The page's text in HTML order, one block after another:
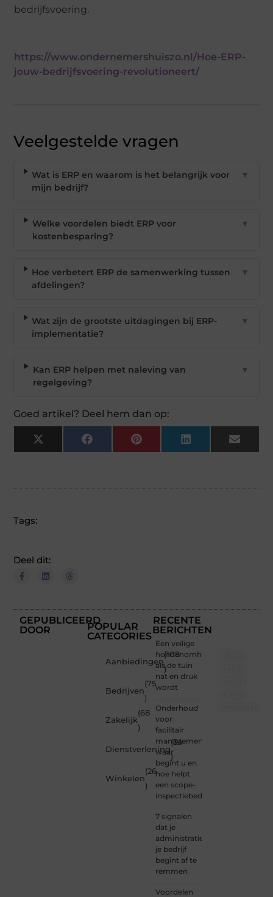
bedrijfsvoering.
https://www.ondernemershuiszo.nl/Hoe-ERP-
jouw-bedrijfsvoering-revolutioneert/
Veelgestelde vragen
Wat is ERP en waarom is het belangrijk voor
mijn bedrijf?
▼
Welke voordelen biedt ERP voor
kostenbesparing?
▼
Hoe verbetert ERP de samenwerking tussen
afdelingen?
▼
Wat zijn de grootste uitdagingen bij ERP-
implementatie?
▼
Kan ERP helpen met naleving van
regelgeving?
▼
Goed artikel? Deel hem dan op:
X
(Twitter)
Facebook Pinterest LinkedIn Email
Tags:
Deel dit:
GEPUBLICEERD
DOOR
POPULAR
CATEGORIES
Aanbiedingen
(108
)
Bedrijven
(75
)
Zakelijk
(68
)
Dienstverlening
(34
)
Winkelen
(26
)
RECENTE
BERICHTEN
Een veilige
hondenomheining
als de tuin
nat en druk
wordt
Onderhoud
voor
facilitair
management:
waar
begint u en
hoe helpt
een scope-
inspectiebedrijf?
7 signalen
dat je
administratie
je bedrijf
begint af te
remmen
Voordelen